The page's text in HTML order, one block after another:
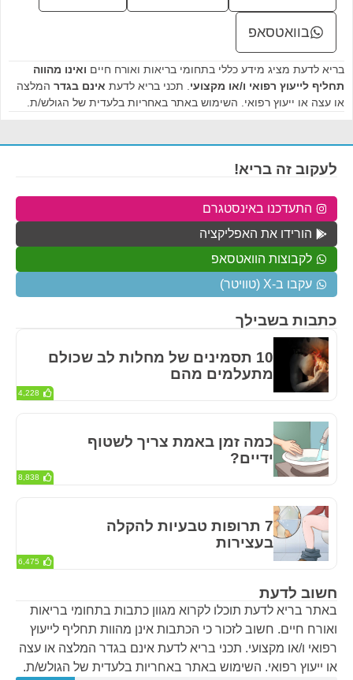
בוואטסאפ
בריא לדעת מציג מידע כללי בתחומי בריאות ואורח חיים ואינו מהווה
תחליף לייעוץ רפואי ו/או מקצועי . תכני בריא לדעת אינם בגדר המלצה
או עצה או ייעוץ רפואי. השימוש באתר באחריות בלעדית של הגולש/ת.
חשוב לדעת
באתר בריא לדעת תוכלו לקרוא מגוון כתבות בתחומי בריאות
ואורח חיים. חשוב לזכור כי הכתבות אינן מהוות תחליף לייעוץ
רפואי ו/או מקצועי. תכני בריא לדעת אינם בגדר המלצה או עצה
או ייעוץ רפואי. השימוש באתר באחריות בלעדית של הגולש/ת.
כתבות בשבילך
10 תסמינים של מחלות לב שכולם
מתעלמים מהם
4,228
כמה זמן באמת צריך לשטוף
ידיים?
8,838
7 תרופות טבעיות להקלה
בעצירות
6,475
לעקוב זה בריא!
התעדכנו באינסטגרם
הורידו את האפליקציה
לקבוצות הוואטסאפ
עקבו ב-X (טוויטר)